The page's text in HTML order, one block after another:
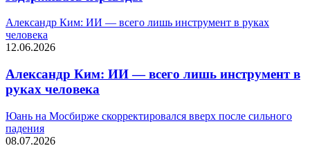
Александр Ким: ИИ — всего лишь инструмент в руках
человека
12.06.2026
Александр Ким: ИИ — всего лишь инструмент в
руках человека
Юань на Мосбирже скорректировался вверх после сильного
падения
08.07.2026